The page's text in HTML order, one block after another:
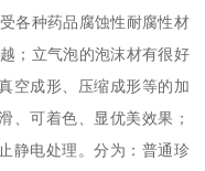
各种药品腐蚀性耐腐性材
；立气泡的泡沫材有很好
空成形、压缩成形等的加
、可着色、显优美效果；
静电处理。分为：普通珍